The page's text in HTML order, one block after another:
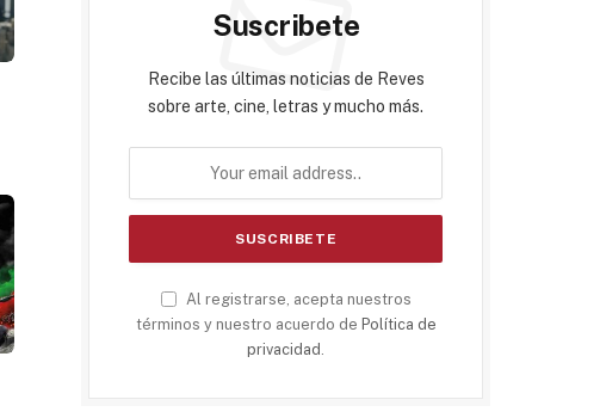
Suscribete
Recibe las últimas noticias de Reves
sobre arte, cine, letras y mucho más.
Al registrarse, acepta nuestros
términos y nuestro acuerdo de Política de
privacidad